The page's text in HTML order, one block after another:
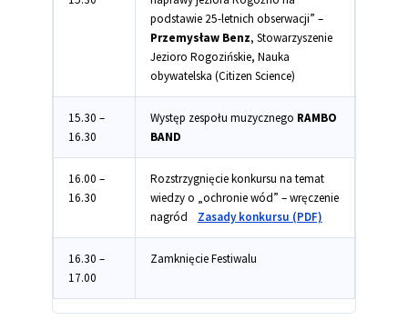
podstawie 25-letnich obserwacji” –
Przemysław Benz, Stowarzyszenie
Jezioro Rogozińskie, Nauka
obywatelska (Citizen Science)
15.30 –
16.30
Występ zespołu muzycznego RAMBO
BAND
16.00 –
16.30
Rozstrzygnięcie konkursu na temat
wiedzy o „ochronie wód” – wręczenie
nagród
Zasady konkursu (PDF)
16.30 –
17.00
Zamknięcie Festiwalu